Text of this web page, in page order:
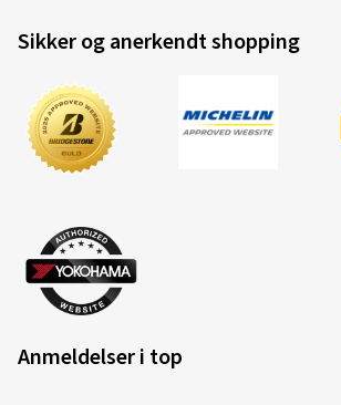
Sikker og anerkendt shopping
Anmeldelser i top